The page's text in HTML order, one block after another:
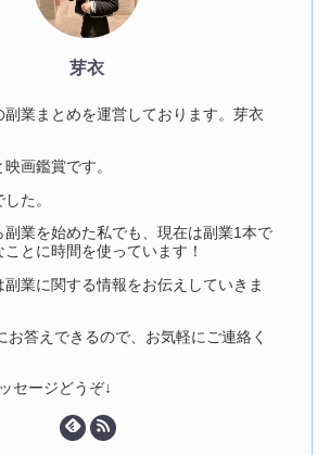
芽衣
副業まとめを運営しております。芽衣
画鑑賞です。
た。
副業を始めた私でも、現在は副業1本で
とに時間を使っています！
副業に関する情報をお伝えしていきま
お答えできるので、お気軽にご連絡く
セージどうぞ↓